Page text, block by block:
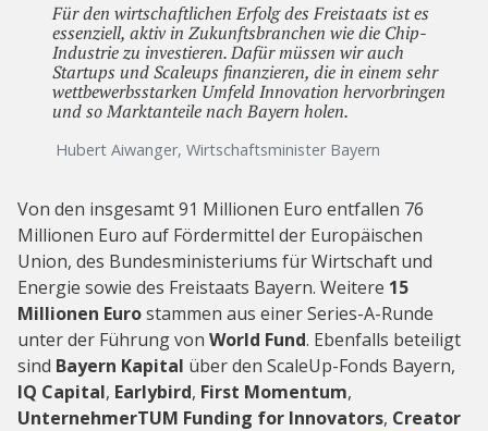
Für den wirtschaftlichen Erfolg des Freistaats ist es
essenziell, aktiv in Zukunftsbranchen wie die Chip-
Industrie zu investieren. Dafür müssen wir auch
Startups und Scaleups finanzieren, die in einem sehr
wettbewerbsstarken Umfeld Innovation hervorbringen
und so Marktanteile nach Bayern holen.
Hubert Aiwanger, Wirtschaftsminister Bayern
Von den insgesamt 91 Millionen Euro entfallen 76
Millionen Euro auf Fördermittel der Europäischen
Union, des Bundesministeriums für Wirtschaft und
Energie sowie des Freistaats Bayern. Weitere 15
Millionen Eurostammen aus einer Series-A-Runde
unter der Führung von World Fund. Ebenfalls beteiligt
sind Bayern Kapital über den ScaleUp-Fonds Bayern,
IQ Capital, Earlybird, First Momentum,
UnternehmerTUM Funding for Innovators, Creator